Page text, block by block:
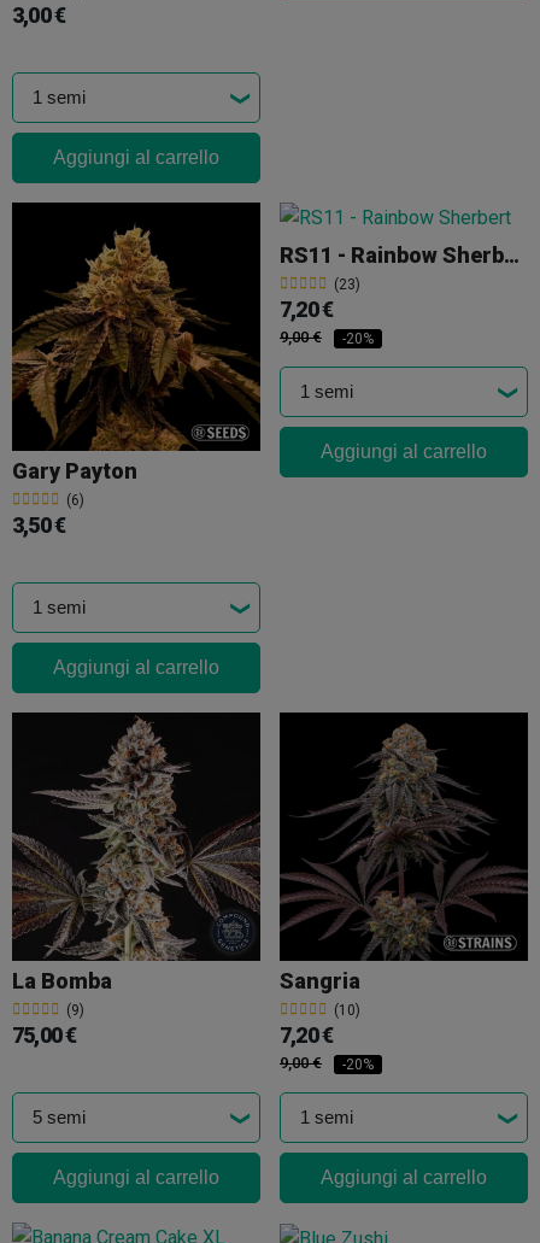
3,00 €
Aggiungi al carrello
Gary Payton
(6)
3,50 €
Aggiungi al carrello
RS11 - Rainbow Sherbert
(23)
7,20 €
9,00 € -20%
Aggiungi al carrello
La Bomba
(9)
75,00 €
Aggiungi al carrello
Sangria
(10)
7,20 €
9,00 € -20%
Aggiungi al carrello